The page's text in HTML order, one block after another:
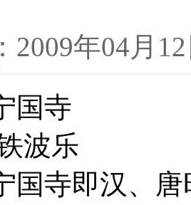
2009年04月
国寺
波乐
寺即汉、唐